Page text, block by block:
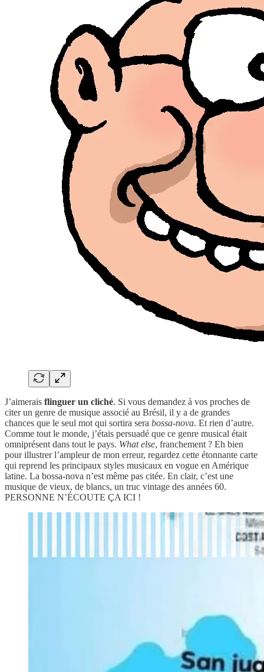
J’aimerais flinguer un cliché. Si vous demandez à vos proches de
citer un genre de musique associé au Brésil, il y a de grandes
chances que le seul mot qui sortira sera bossa-nova. Et rien d’autre.
Comme tout le monde, j’étais persuadé que ce genre musical était
omniprésent dans tout le pays. What else, franchement ? Eh bien
pour illustrer l’ampleur de mon erreur, regardez cette étonnante carte
qui reprend les principaux styles musicaux en vogue en Amérique
latine. La bossa-nova n’est même pas citée. En clair, c’est une
musique de vieux, de blancs, un truc vintage des années 60.
PERSONNE N’ÉCOUTE ÇA ICI !